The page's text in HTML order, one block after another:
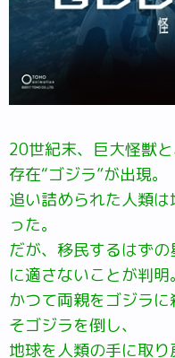
20世紀末、巨大怪獣
存在“ゴジラ”が出現。
追い詰められた人類
った。
だが、移民するはず
に適さないことが判明。
かつて両親をゴジラ
そゴジラを倒し、
地球を人類の手に取り